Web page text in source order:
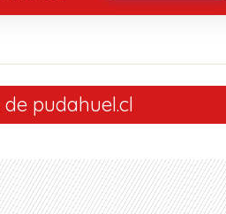
de pudahuel.cl